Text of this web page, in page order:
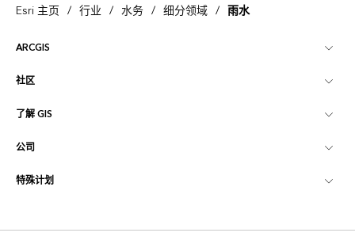
Esri 主页 / 行业 / 水务 / 细分领域 / 雨水
ARCGIS
ArcGIS 概览
制图
ArcGIS Online
社区
Esri 社区
ArcGIS 博客
用户研究和测试
了解 GIS
什么是 GIS？
位置智能
培训
公司
关于 Esri
特殊计划